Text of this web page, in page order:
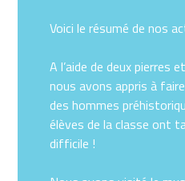
Voici le résumé de nos
A l’aide de deux pierres
nous avons appris à
des hommes
élèves de la classe ont
difficile !